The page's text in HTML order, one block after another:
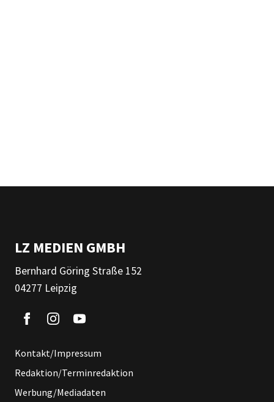
LZ MEDIEN GMBH
Bernhard Göring Straße 152
04277 Leipzig
Kontakt/Impressum
Redaktion/Terminredaktion
Werbung/Mediadaten